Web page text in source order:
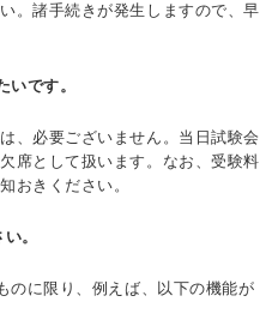
。諸手続きが発生しますので、早
です。
、必要ございません。当日試験会
席として扱います。なお、受験料
おきください。
。
のに限り、例えば、以下の機能が